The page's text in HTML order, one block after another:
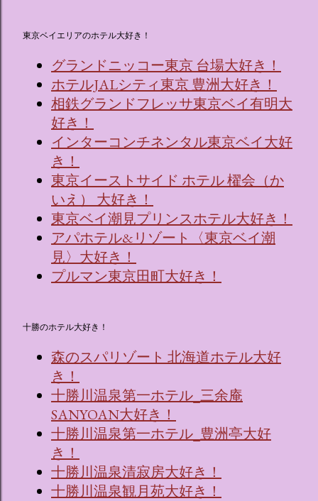
東京ベイエリアのホテル大好き！
グランドニッコー東京 台場大好き！
ホテルJALシティ東京 豊洲大好き！
相鉄グランドフレッサ東京ベイ有明大
好き！
インターコンチネンタル東京ベイ大好
き！
東京イーストサイド ホテル 櫂会（か
いえ） 大好き！
東京ベイ潮見プリンスホテル大好き！
アパホテル&リゾート〈東京ベイ潮
見〉大好き！
プルマン東京田町大好き！
十勝のホテル大好き！
森のスパリゾート 北海道ホテル大好
き！
十勝川温泉第一ホテル_三余庵
SANYOAN大好き！
十勝川温泉第一ホテル_豊洲亭大好
き！
十勝川温泉清寂房大好き！
十勝川温泉観月苑大好き！